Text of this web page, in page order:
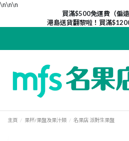
\n\n\n
買滿$500免運費（偏遠
港島送貨翻黎啦！買滿
主頁 果杯/果盤及果汁類 名果店 派對生果盤